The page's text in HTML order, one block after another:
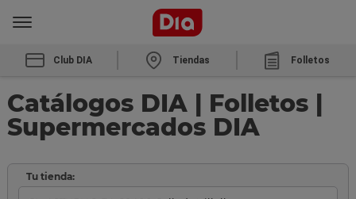
Club DIA Tiendas Folletos
Catálogos DIA | Folletos |
Supermercados DIA
Tu tienda: